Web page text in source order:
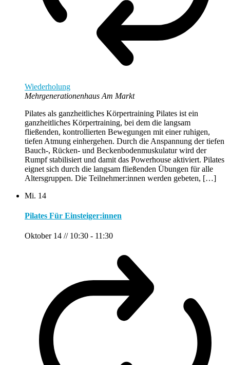
Wiederholung
Mehrgenerationenhaus Am Markt
Pilates als ganzheitliches Körpertraining Pilates ist ein
ganzheitliches Körpertraining, bei dem die langsam
fließenden, kontrollierten Bewegungen mit einer ruhigen,
tiefen Atmung einhergehen. Durch die Anspannung der tiefen
Bauch-, Rücken- und Beckenbodenmuskulatur wird der
Rumpf stabilisiert und damit das Powerhouse aktiviert. Pilates
eignet sich durch die langsam fließenden Übungen für alle
Altersgruppen. Die Teilnehmer:innen werden gebeten, […]
Mi. 14
Pilates Für Einsteiger:innen
Oktober 14 // 10:30 - 11:30